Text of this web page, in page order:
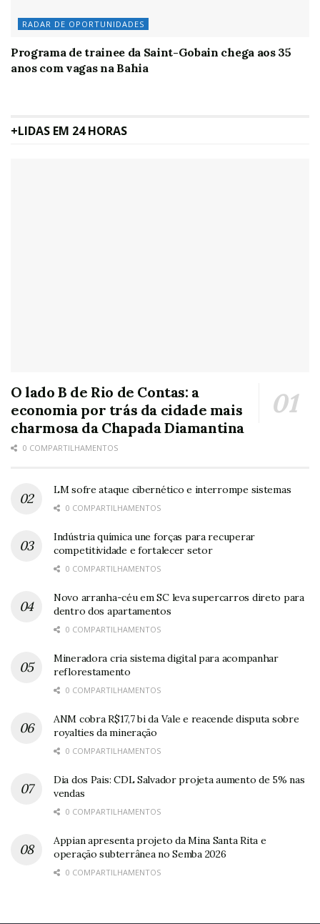
RADAR DE OPORTUNIDADES
Programa de trainee da Saint-Gobain chega aos 35
anos com vagas na Bahia
+LIDAS EM 24 HORAS
O lado B de Rio de Contas: a
economia por trás da cidade mais
charmosa da Chapada Diamantina
0 COMPARTILHAMENTOS
LM sofre ataque cibernético e interrompe sistemas
0 COMPARTILHAMENTOS
Indústria química une forças para recuperar
competitividade e fortalecer setor
0 COMPARTILHAMENTOS
Novo arranha-céu em SC leva supercarros direto para
dentro dos apartamentos
0 COMPARTILHAMENTOS
Mineradora cria sistema digital para acompanhar
reflorestamento
0 COMPARTILHAMENTOS
ANM cobra R$17,7 bi da Vale e reacende disputa sobre
royalties da mineração
0 COMPARTILHAMENTOS
Dia dos Pais: CDL Salvador projeta aumento de 5% nas
vendas
0 COMPARTILHAMENTOS
Appian apresenta projeto da Mina Santa Rita e
operação subterrânea no Semba 2026
0 COMPARTILHAMENTOS